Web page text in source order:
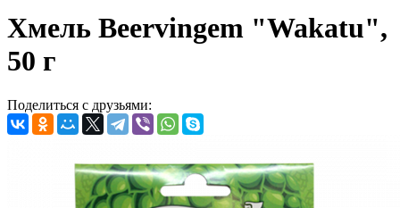
Хмель Beervingem "Wakatu",
50 г
Поделиться с друзьями: